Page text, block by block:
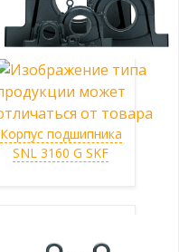
Корпус подшипника
SNL 3160 G SKF